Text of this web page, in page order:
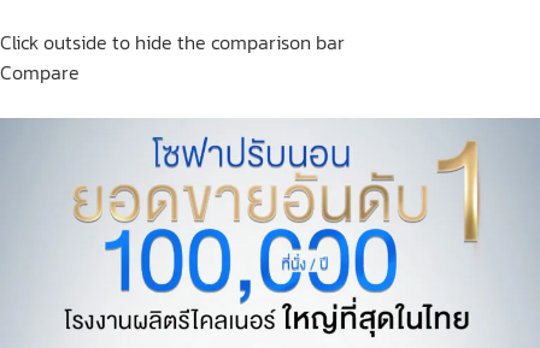
Click outside to hide the comparison bar
Compare